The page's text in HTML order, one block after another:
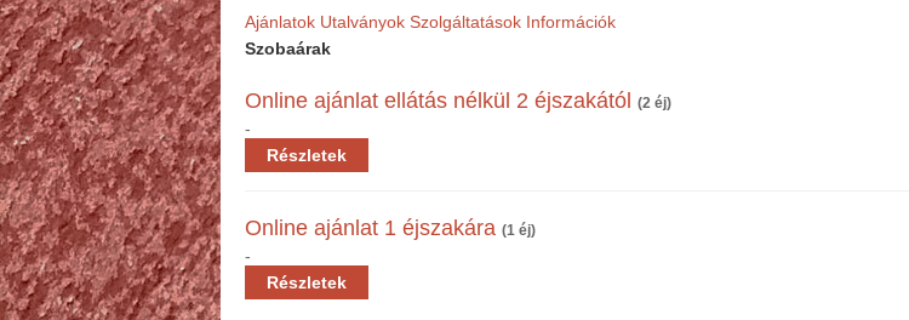
Ajánlatok Utalványok Szolgáltatások Információk
Szobaárak
Online ajánlat ellátás nélkül 2 éjszakától (2 éj)
-
Részletek
Online ajánlat 1 éjszakára (1 éj)
-
Részletek